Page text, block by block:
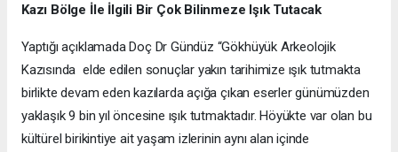
Kazı Bölge İle İlgili Bir Çok Bilinmeze Işık Tutacak
Yaptığı açıklamada Doç Dr Gündüz “Gökhüyük Arkeolojik
Kazısında elde edilen sonuçlar yakın tarihimize ışık tutmakta
birlikte devam eden kazılarda açığa çıkan eserler günümüzden
yaklaşık 9 bin yıl öncesine ışık tutmaktadır. Höyükte var olan bu
kültürel birikintiye ait yaşam izlerinin aynı alan içinde